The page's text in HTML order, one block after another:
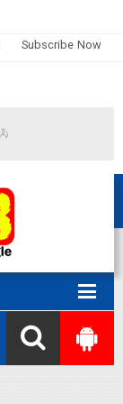
Subscribe Now